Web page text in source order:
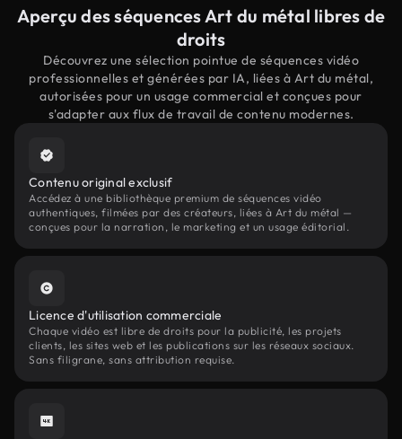
Aperçu des séquences Art du métal libres de
droits
Découvrez une sélection pointue de séquences vidéo
professionnelles et générées par IA, liées à Art du métal,
autorisées pour un usage commercial et conçues pour
s'adapter aux flux de travail de contenu modernes.
Contenu original exclusif
Accédez à une bibliothèque premium de séquences vidéo
authentiques, filmées par des créateurs, liées à Art du métal —
conçues pour la narration, le marketing et un usage éditorial.
Licence d'utilisation commerciale
Chaque vidéo est libre de droits pour la publicité, les projets
clients, les sites web et les publications sur les réseaux sociaux.
Sans filigrane, sans attribution requise.